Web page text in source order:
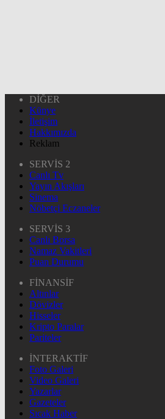
DİĞER
Künye
İletişim
Hakkımızda
Reklam
SERVİS 2
Canlı Tv
Yayın Akışları
Sinema
Nöbetçi Eczaneler
SERVİS 3
Canlı Borsa
Namaz Vakitleri
Puan Durumu
FİNANSİF
Altınlar
Dövizler
Hisseler
Kripto Paralar
Pariteler
İNTERAKTİF
Foto Galeri
Video Galeri
Yazarlar
Gazeteler
Sıcak Haber